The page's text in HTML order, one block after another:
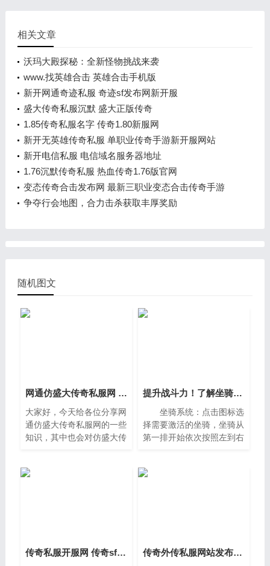
相关文章
沃玛大殿探秘：全新怪物挑战来袭
www.找英雄合击 英雄合击手机版
新开网通奇迹私服 奇迹sf发布网新开服
盛大传奇私服沉默 盛大正版传奇
1.85传奇私服名字 传奇1.80新服网
新开无英雄传奇私服 单职业传奇手游新开服网站
新开电信私服 电信域名服务器地址
1.76沉默传奇私服 热血传奇1.76版官网
变态传奇合击发布网 最新三职业变态合击传奇手游
争夺行会地图，合力击杀获取丰厚奖励
随机图文
网通仿盛大传奇私服网 仿盛大传奇1.76手机版
大家好，今天给各位分享网
通仿盛大传奇私服网的一些
知识，其中也会对仿盛大传
碰巧解决你现在面临的问
提升战斗力！了解坐骑系统的每一个细节！
坐骑系统：点击图标选
择需要激活的坐骑，坐骑从
第一排开始依次按照左到右
战状态，不想出站，点击坐
传奇私服开服网 传奇sf开服网站官网 传奇外传私服网站发布网 传奇1.80新服网